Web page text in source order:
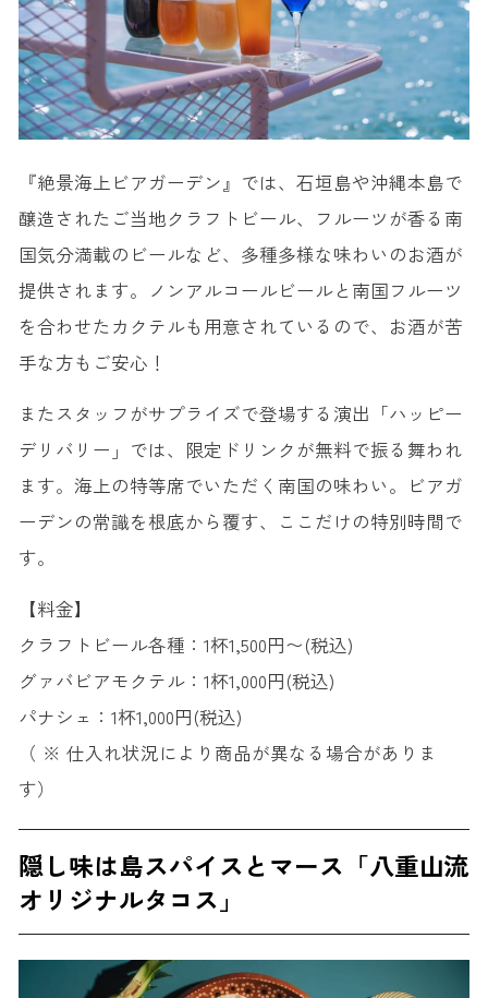
『絶景海上ビアガーデン』では、石垣島や沖縄本島で
醸造されたご当地クラフトビール、フルーツが香る南
国気分満載のビールなど、多種多様な味わいのお酒が
提供されます。ノンアルコールビールと南国フルーツ
を合わせたカクテルも用意されているので、お酒が苦
手な方もご安心！
またスタッフがサプライズで登場する演出「ハッピー
デリバリー」では、限定ドリンクが無料で振る舞われ
ます。海上の特等席でいただく南国の味わい。ビアガ
ーデンの常識を根底から覆す、ここだけの特別時間で
す。
【料金】
クラフトビール各種：1杯1,500円〜(税込)
グァバビアモクテル：1杯1,000円(税込)
パナシェ：1杯1,000円(税込)
（ ※ 仕入れ状況により商品が異なる場合がありま
す）
隠し味は島スパイスとマース「八重山流
オリジナルタコス」